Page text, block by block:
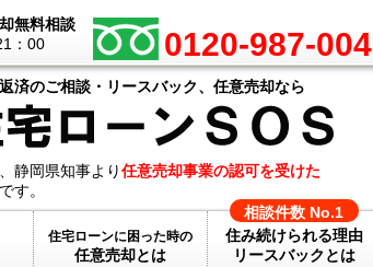
無料相談
：00 0120-987-004
済のご相談・リースバック、任意売却なら
、静岡県知事より任意売却事業の認可を受けた
す。
住宅ローンに困った時の
任意売却とは
住み続けられる理由
リースバックとは
相談件数 No.1